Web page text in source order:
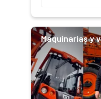
Maquinarias y